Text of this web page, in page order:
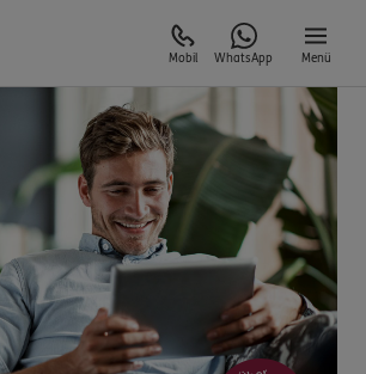
Mobil WhatsApp Menü